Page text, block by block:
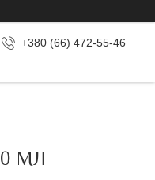
+380 (66) 472-55-46
МЛ